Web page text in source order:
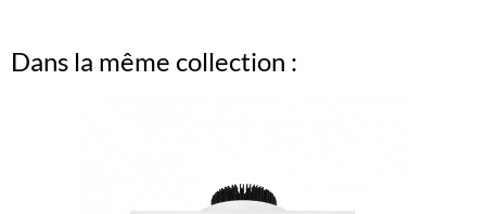
Dans la même collection :